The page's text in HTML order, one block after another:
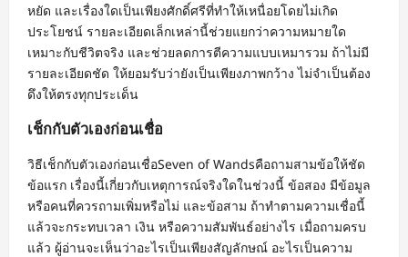
หยัด และเรื่องใดเป็นเพียงศักดิ์ศรีที่ทำให้เหนื่อยโดยไม่เกิด
ประโยชน์ รายละเอียดเล็กเหล่านี้ช่วยแยกว่าความหมายใด
เหมาะกับชีวิตจริง และช่วยลดการตีความแบบเหมารวม ถ้าไม่มี
รายละเอียดชัด ให้ยอมรับว่ายังเป็นเพียงภาพกว้าง ไม่จำเป็นต้อง
ดึงให้ตรงทุกประเด็น
เช็กกับตัวเองก่อนเชื่อ
วิธีเช็กกับตัวเองก่อนเชื่อSeven of Wandsคือถามสามข้อให้ชัด
ข้อแรก เรื่องนี้เกี่ยวกับเหตุการณ์จริงใดในช่วงนี้ ข้อสอง มีข้อมูล
หรือคนที่ควรถามเพิ่มหรือไม่ และข้อสาม ถ้าทำตามความเชื่อนี้
แล้วจะกระทบเวลา เงิน หรือความสัมพันธ์อย่างไร เมื่อถามครบ
แล้ว ผู้อ่านจะเห็นว่าอะไรเป็นเพียงสัญลักษณ์ อะไรเป็นความ